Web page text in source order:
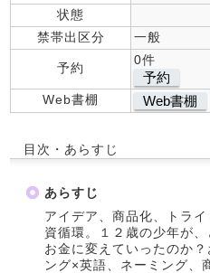
状態
禁帯出区分
一般
予約
0件
予約
Web書棚 Web書棚
目次・あらすじ
あらすじ
アイデア、商品化、トラ
資循環。１２歳の少年が、
お金に変えていったのか
ング×英語、ネーミング、